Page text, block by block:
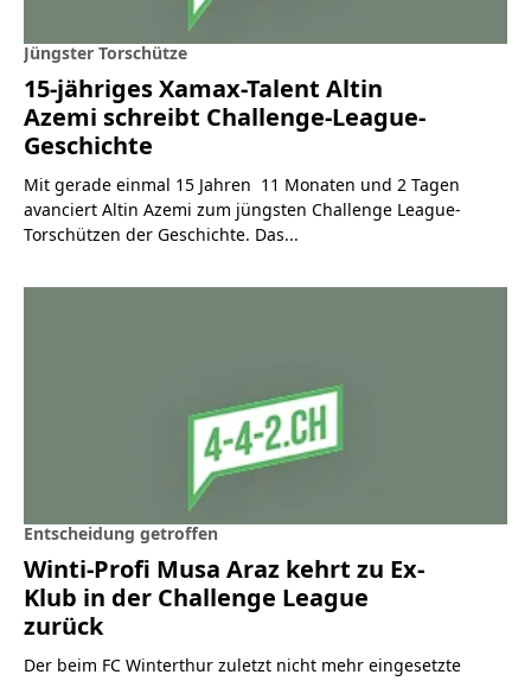
Jüngster Torschütze
15-jähriges Xamax-Talent Altin
Azemi schreibt Challenge-League-
Geschichte
Mit gerade einmal 15 Jahren 11 Monaten und 2 Tagen
avanciert Altin Azemi zum jüngsten Challenge League-
Torschützen der Geschichte. Das...
Entscheidung getroffen
Winti-Profi Musa Araz kehrt zu Ex-
Klub in der Challenge League
zurück
Der beim FC Winterthur zuletzt nicht mehr eingesetzte